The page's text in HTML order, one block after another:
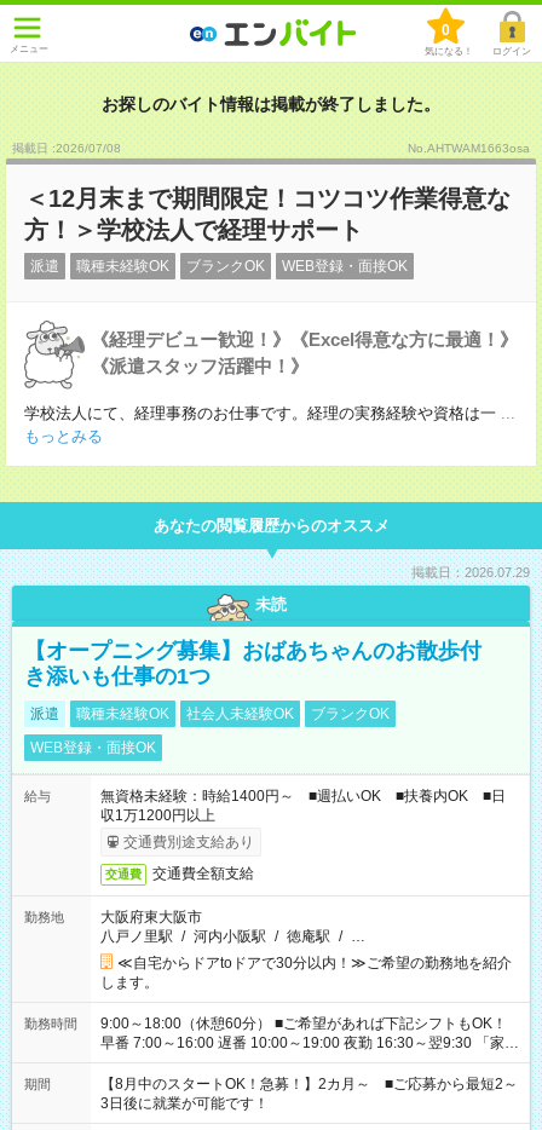
メニュー
0
気になる！ ログイン
お探しのバイト情報は掲載が終了しました。
掲載日 :2026/07/08 No.AHTWAM1663osa
＜12月末まで期間限定！コツコツ作業得意な
方！＞学校法人で経理サポート
派遣 職種未経験OK ブランクOK WEB登録・面接OK
《経理デビュー歓迎！》《Excel得意な方に最適！》
《派遣スタッフ活躍中！》
学校法人にて、経理事務のお仕事です。経理の実務経験や資格は一 ...
もっとみる
あなたの閲覧履歴からのオススメ
掲載日：2026.07.29
未読
【オープニング募集】おばあちゃんのお散歩付
き添いも仕事の1つ
派遣 職種未経験OK 社会人未経験OK
ブランクOK
WEB登録・面接OK
給与
無資格未経験：時給1400円～ ■週払いOK ■扶養内OK ■日
収1万1200円以上
交通費別途支給あり
交通費 交通費全額支給
勤務地
大阪府東大阪市
八戸ノ里駅 / 河内小阪駅 / 徳庵駅 / …
≪自宅からドアtoドアで30分以内！≫ご希望の勤務地を紹介
します。
勤務時間
9:00～18:00（休憩60分） ■ご希望があれば下記シフトもOK！
早番 7:00～16:00 遅番 10:00～19:00 夜勤 16:30～翌9:30 「家族
と休みを合わせたい」 「余裕を持って夕飯の準備がしたい」
「できれば残業はしたくない」 など、ご希望を教えてください
ね。 ※Wワーク希望の方へ 今ご覧のお仕事で希望する勤務時間
と、もう1つのお仕事の勤務時間。 合計で週40時間を超える場
期間
【8月中のスタートOK！急募！】2カ月～ ■ご応募から最短2～
3日後に就業が可能です！